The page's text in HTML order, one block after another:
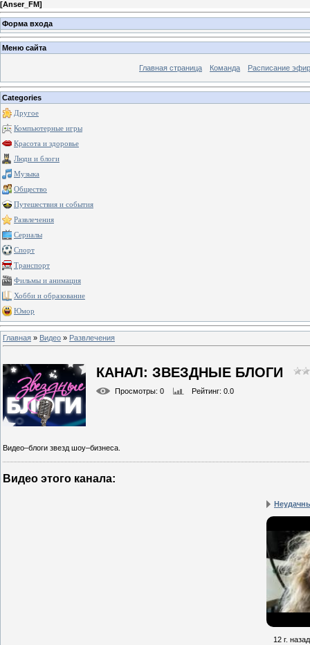
[Anser_FM]
Форма входа
Меню сайта
Главная страница Команда Расписание
Categories
Другое
Компьютерные игры
Красота и здоровье
Люди и блоги
Музыка
Общество
Путешествия и события
Развлечения
Сериалы
Спорт
Транспорт
Фильмы и анимация
Хобби и образование
Юмор
Главная » Видео » Развлечения
КАНАЛ: ЗВЕЗДНЫЕ БЛОГИ
Просмотры: 0 Рейтинг: 0.0
Видео–блоги звезд шоу–бизнеса.
Видео этого канала:
12 г. назад